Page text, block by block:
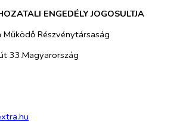
ENGEDÉLY JOGOSULTJA
Működő Részvénytársaság
33.Magyarország